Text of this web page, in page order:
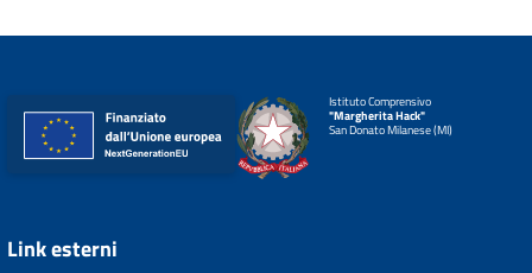
Istituto Comprensivo
"Margherita Hack"
San Donato Milanese (MI)
Link esterni